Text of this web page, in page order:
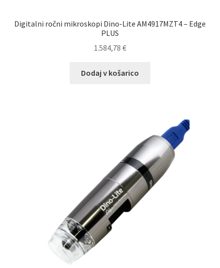
Digitalni ročni mikroskopi Dino-Lite AM4917MZT4 – Edge
PLUS
1.584,78 €
Dodaj v košarico